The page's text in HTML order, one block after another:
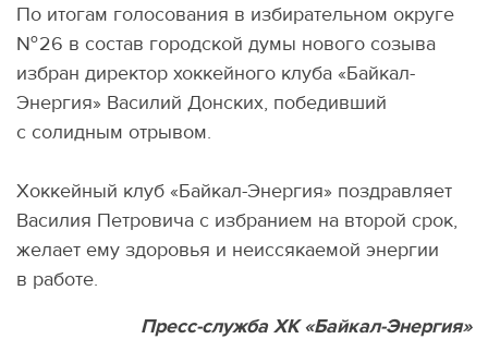
По итогам голосования в избирательном округе
№ 26 в состав городской думы нового созыва
избран директор хоккейного клуба «Байкал-
Энергия» Василий Донских, победивший
с солидным отрывом.
Хоккейный клуб «Байкал-Энергия» поздравляет
Василия Петровича с избранием на второй срок,
желает ему здоровья и неиссякаемой энергии
в работе.
Пресс-служба ХК «Байкал-Энергия»